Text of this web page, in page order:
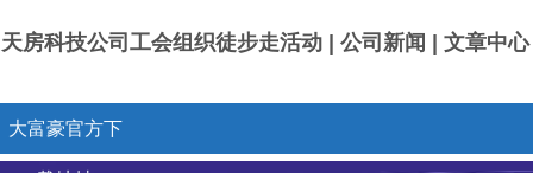
天房科技公司工会组织徒步走活动 | 公司新闻 | 文章中
大富豪官方下